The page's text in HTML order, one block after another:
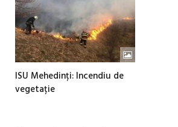
ISU Mehedinți: Incendiu de
vegetație